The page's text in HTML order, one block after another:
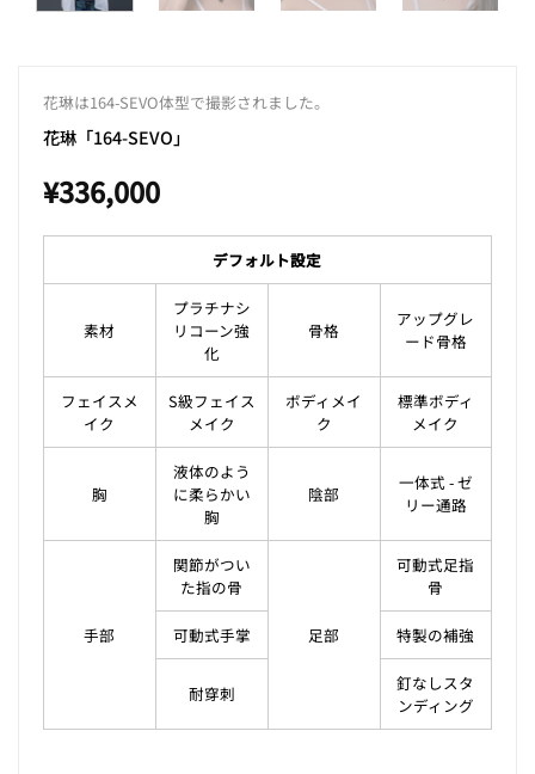
花琳は164-SEVO体型で撮影されました。
花琳「164-SEVO」
¥336,000
デフォルト設定
素材
プラチナシ
リコーン強
化
骨格
アップグレ
ード骨格
フェイスメ
イク
S級フェイス
メイク
ボディメイ
ク
標準ボディ
メイク
胸
液体のよう
に柔らかい
胸
陰部
一体式 - ゼ
リー通路
手部
関節がつい
た指の骨
足部
可動式足指
骨
可動式手掌 特製の補強
耐穿刺
釘なしスタ
ンディング